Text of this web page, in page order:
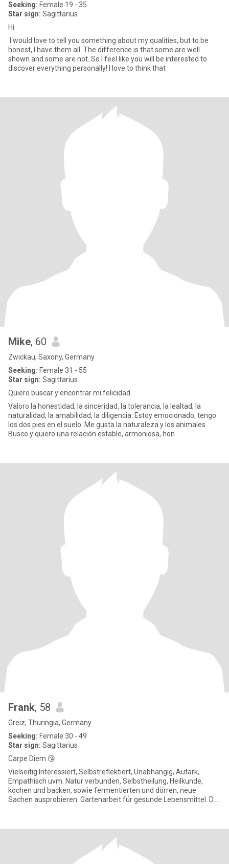
Seeking: Female 19 - 35
Star sign: Sagittarius
Hi
I would love to tell you something about my qualities, but to be
honest, I have them all. The difference is that some are well
shown and some are not. So I feel like you will be interested to
discover everything personally! I love to think that
Mike, 60
Zwickau, Saxony, Germany
Seeking: Female 31 - 55
Star sign: Sagittarius
Quiero buscar y encontrar mi felicidad
Valoro la honestidad, la sinceridad, la tolerancia, la lealtad, la
naturalidad, la amabilidad, la diligencia. Estoy emocionado, tengo
los dos pies en el suelo. Me gusta la naturaleza y los animales.
Busco y quiero una relación estable, armoniosa, hon
Frank, 58
Greiz, Thuringia, Germany
Seeking: Female 30 - 49
Star sign: Sagittarius
Carpe Diem 😘
Vielseitig Interessiert, Selbstreflektiert, Unabhängig, Autark,
Empathisch uvm. Natur verbunden, Selbstheilung, Heilkunde,
kochen und backen, sowie fermentierten und dörren, neue
Sachen ausprobieren. Gartenarbeit für gesunde Lebensmittel. Du